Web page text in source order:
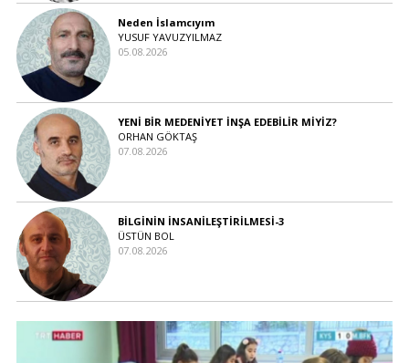
Neden İslamcıyım
YUSUF YAVUZYILMAZ
05.08.2026
YENİ BİR MEDENİYET İNŞA EDEBİLİR MİYİZ?
ORHAN GÖKTAŞ
07.08.2026
BİLGİNİN İNSANİLEŞTİRİLMESİ-3
ÜSTÜN BOL
07.08.2026